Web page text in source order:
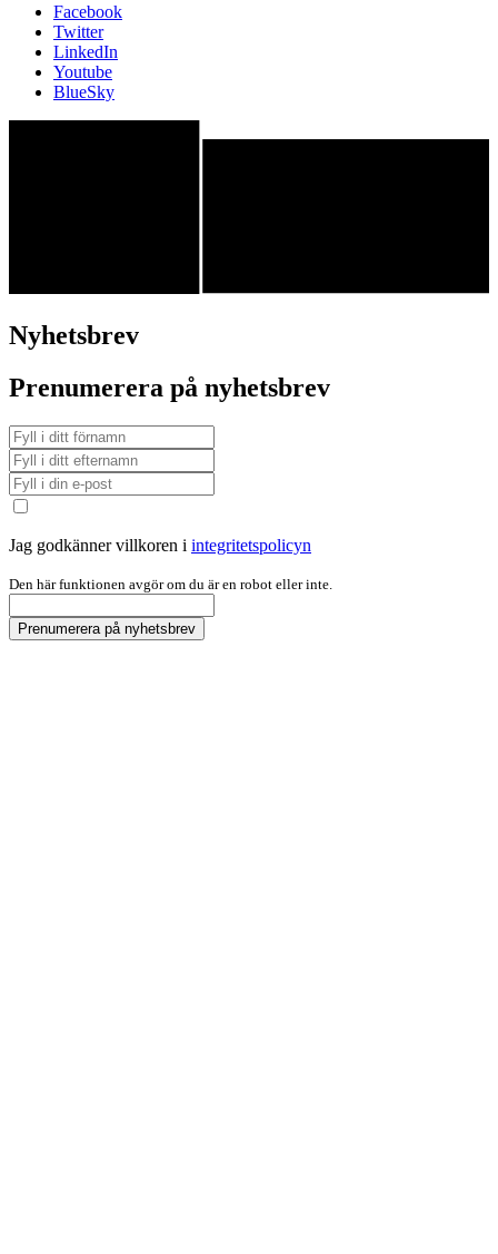
Facebook
Twitter
LinkedIn
Youtube
BlueSky
Nyhetsbrev
Prenumerera på nyhetsbrev
Jag godkänner villkoren i integritetspolicyn
Den här funktionen avgör om du är en robot eller inte.